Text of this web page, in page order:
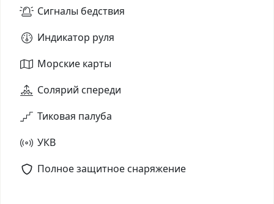
Сигналы бедствия
Индикатор руля
Морские карты
Солярий спереди
Тиковая палуба
УКВ
Полное защитное снаряжение